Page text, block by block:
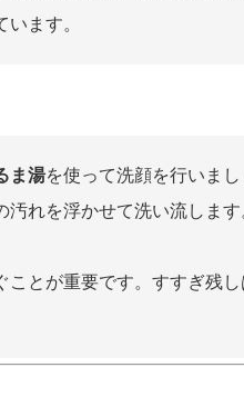
ます。
ま湯を使って洗顔を行いまし
れを浮かせて洗い流しま
とが重要です。すすぎ残